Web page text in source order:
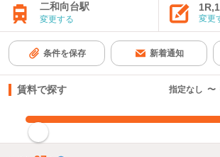
二和向台駅
変更する 変更
条件を保存 新着通知
賃料で探す 指定なし 〜